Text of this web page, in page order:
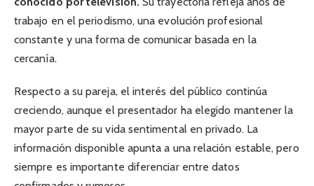
trabajo en el periodismo, una evolución profesional
constante y una forma de comunicar basada en la
cercanía.
Respecto a su pareja, el interés del público continúa
creciendo, aunque el presentador ha elegido mantener la
mayor parte de su vida sentimental en privado. La
información disponible apunta a una relación estable, pero
siempre es importante diferenciar entre datos